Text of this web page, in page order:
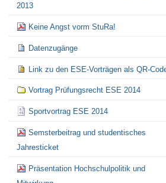
2013
Keine Angst vorm StuRa!
Datenzugänge
Link zu den ESE-Vorträgen als QR-
Vortrag Prüfungsrecht ESE 2014
Sportvortrag ESE 2014
Semsterbeitrag und studentisches
Jahresticket
Präsentation Hochschulpolitik und